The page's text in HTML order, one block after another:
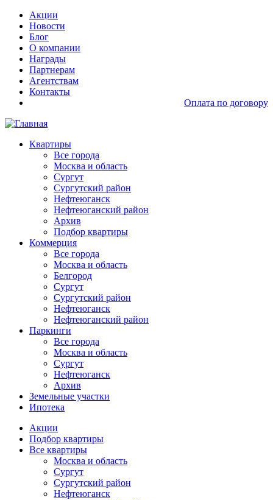
Перейти
основному
содержанию
Основная
навигация
доп
Акции
Новости
Блог
О компании
Награды
Партнерам
Агентствам
Контакты
Оплата по договору
Основная
навигация
Квартиры
Все города
Москва и область
Сургут
Сургутский район
Нефтеюганск
Нефтеюганский район
Архив
Подбор квартиры
Коммерция
Все города
Москва и область
Белгород
Сургут
Сургутский район
Нефтеюганск
Нефтеюганский район
Паркинги
Все города
Москва и область
Сургут
Нефтеюганск
Архив
Земельные участки
Ипотека
Основная
навигация
mob
Акции
Подбор квартиры
Все квартиры
Москва и область
Сургут
Сургутский район
Нефтеюганск